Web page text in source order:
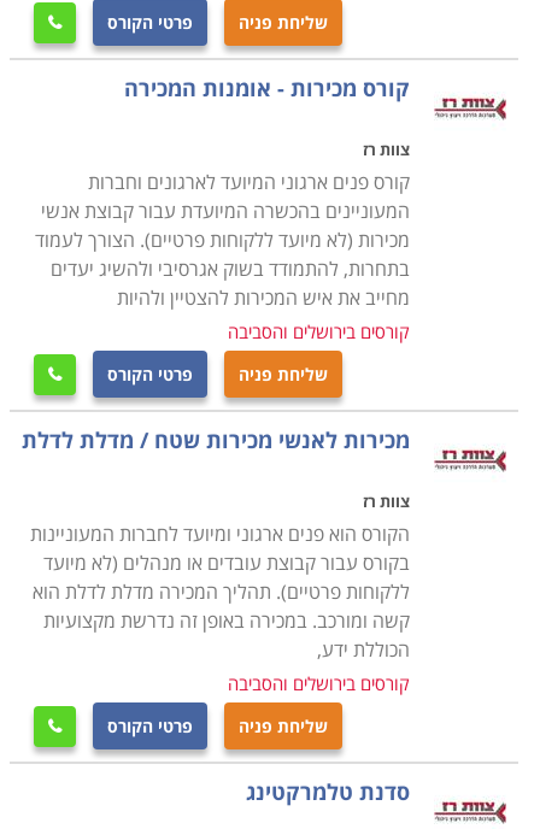
בהתנגדויות, גיבוש תוכנית עבודה, עבודה על פי יעדים,
שימור לקוחות, שירות מוכר, יצירת תקשורת שכנועית,
אינטליגנציה רגשית, ניהול משא ומתן, התמודדות עם
קונפליקטים, ניהול עצמי ועמידה ביעדים עצמיים, ניהול נכון
של זמן ועוד נושעאים שיעזרו לכם בסופו של דבר למכור טוב
יותר. גם משך הקורס משתנה ממוסד למוסד. הקורסים
הקצרים ביותר הם בהיקף של 15 שעות אקדמיות והארוכים
ביותר בהיקף של 60 שעות אקדמיות.
אפשרויות תעסוקה
הקורס מקנה לכם את היכולת להמשיך לעסוק בתחום בו
אתם עוסקים בהצלחה רבה יותר- אם אתם בעלי עסקים אין
ספק שתקחו מהקורס מידע ומיומנויות שיעזרו לכם לנהל את
העסק בצורה טובה יותר. תוכלו לעבוד בתחום, להיות
מנהלים של צוותי מכירות בחברות השונות ולהמשיך
להתקדם. קורס מכירות מוצע במוסדות לימוד רבים בארץ,
ביניהם מכללות העוסקות בתחום הניהול, לימודי חוץ של
אוניברסיטאות ומכללות אקדמיות. האוניברסיטה הפתוחה
מעבירה את הקורס במסגרת בית ספר תפנית, כך גם
אוניברסיטת תל אביב, כך שתל אביב, חיפה, ירושלים וערים
נוספות הן חלק מהמקומות בהן אפשר ללמוד את הנושא.
שליחת פניה פרטי הקורס 
קורס מכירות - אומנות המכירה
צוות רז
קורס פנים ארגוני המיועד לארגונים וחברות
המעוניינים בהכשרה המיועדת עבור קבוצת אנשי
מכירות (לא מיועד ללקוחות פרטיים). הצורך לעמוד
בתחרות, להתמודד בשוק אגרסיבי ולהשיג יעדים
מחייב את איש המכירות להצטיין ולהיות
קורסים בירושלים והסביבה
שליחת פניה פרטי הקורס 
מכירות לאנשי מכירות שטח / מדלת לדלת
צוות רז
הקורס הוא פנים ארגוני ומיועד לחברות המעוניינות
בקורס עבור קבוצת עובדים או מנהלים (לא מיועד
ללקוחות פרטיים). תהליך המכירה מדלת לדלת הוא
קשה ומורכב. במכירה באופן זה נדרשת מקצועיות
הכוללת ידע,
קורסים בירושלים והסביבה
שליחת פניה פרטי הקורס 
סדנת טלמרקטינג